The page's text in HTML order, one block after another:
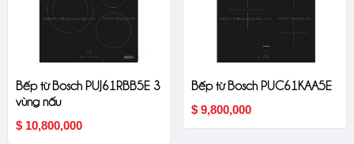
Bếp từ Bosch PUJ61RBB5E 3
vùng nấu
$ 10,800,000
Bếp từ Bosch PUC61KAA5E
$ 9,800,000